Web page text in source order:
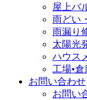
屋上バ
雨どい
雨漏り
太陽光
ハウス
工場•
お問い合わせ
お問い